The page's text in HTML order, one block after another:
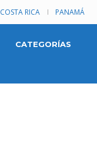
COSTA RICA PANAMÁ
CATEGORÍAS